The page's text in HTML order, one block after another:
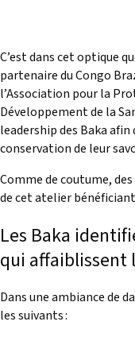
C’est dans cet optique
partenaire du Congo
l’Association pour la
Développement de la
leadership des Baka
conservation de leur
Comme de coutume,
de cet atelier
Les Baka
qui affaiblissent
Dans une ambiance de
les suivants :